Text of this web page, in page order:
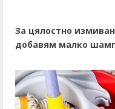
За цялостно
добавям малко